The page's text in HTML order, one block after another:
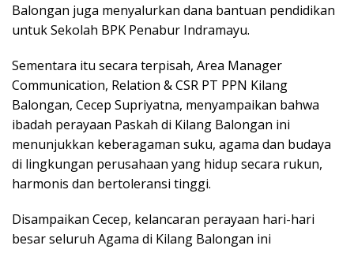
Balongan juga menyalurkan dana bantuan pendidikan
untuk Sekolah BPK Penabur Indramayu.
Sementara itu secara terpisah, Area Manager
Communication, Relation & CSR PT PPN Kilang
Balongan, Cecep Supriyatna, menyampaikan bahwa
ibadah perayaan Paskah di Kilang Balongan ini
menunjukkan keberagaman suku, agama dan budaya
di lingkungan perusahaan yang hidup secara rukun,
harmonis dan bertoleransi tinggi.
Disampaikan Cecep, kelancaran perayaan hari-hari
besar seluruh Agama di Kilang Balongan ini